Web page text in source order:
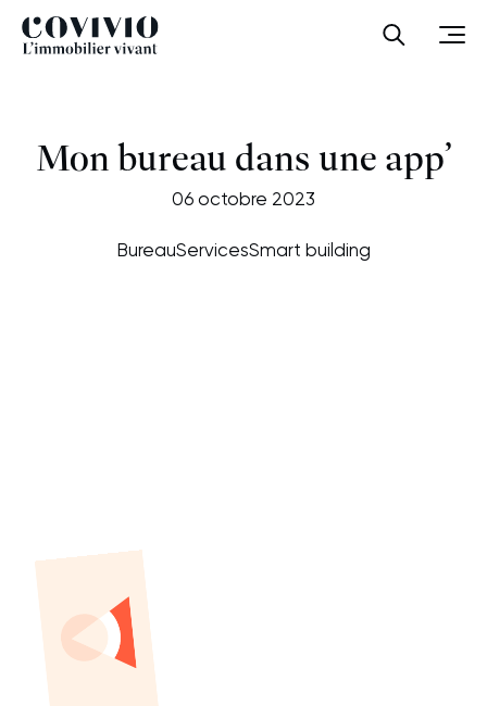
Covivio Ouvrir la
Mon bureau dans une app’
06 octobre 2023
BureauServicesSmart building